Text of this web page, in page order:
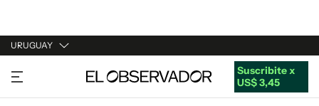
URUGUAY
URUGUAY
ARGENTINA
Suscribite x
US$ 3,45